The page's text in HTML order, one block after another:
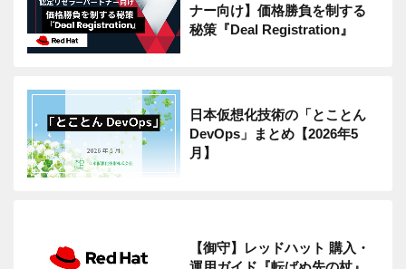
ナー向け】価格勝負を制する
秘策『Deal Registration』
日本仮想化技術の「とことん
DevOps」まとめ【2026年5
月】
【御守】レッドハット 購入・